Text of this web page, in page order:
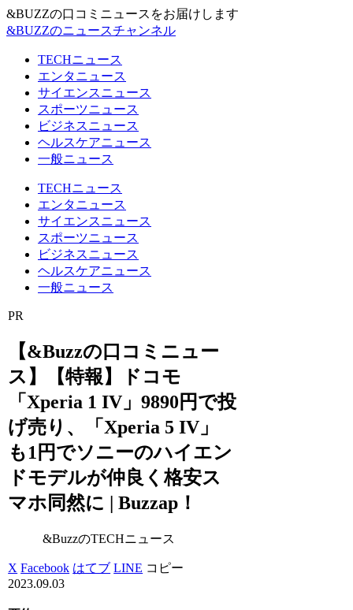
&BUZZの口コミニュースをお届けします
&BUZZのニュースチャンネル
TECHニュース
エンタニュース
サイエンスニュース
スポーツニュース
ビジネスニュース
ヘルスケアニュース
一般ニュース
TECHニュース
エンタニュース
サイエンスニュース
スポーツニュース
ビジネスニュース
ヘルスケアニュース
一般ニュース
PR
【&Buzzの口コミニュー
ス】【特報】ドコモ
「Xperia 1 IV」9890円で投
げ売り、「Xperia 5 IV」
も1円でソニーのハイエン
ドモデルが仲良く格安ス
マホ同然に | Buzzap！
&BuzzのTECHニュース
X Facebook はてブ LINE コピー
2023.09.03